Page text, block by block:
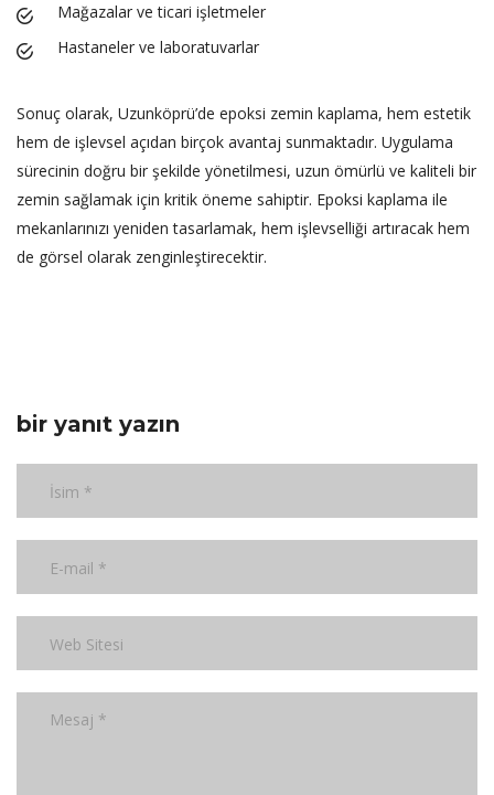
Mağazalar ve ticari işletmeler
Hastaneler ve laboratuvarlar
Sonuç olarak, Uzunköprü’de epoksi zemin kaplama, hem estetik
hem de işlevsel açıdan birçok avantaj sunmaktadır. Uygulama
sürecinin doğru bir şekilde yönetilmesi, uzun ömürlü ve kaliteli bir
zemin sağlamak için kritik öneme sahiptir. Epoksi kaplama ile
mekanlarınızı yeniden tasarlamak, hem işlevselliği artıracak hem
de görsel olarak zenginleştirecektir.
bir yanıt yazın